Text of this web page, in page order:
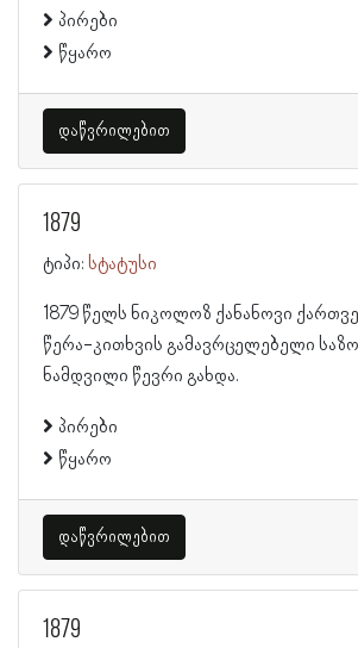
პირები
წყარო
დაწვრილებით
1879
ტიპი: სტატუსი
1879 წელს ნიკოლოზ ქანანოვი
წერა-კითხვის გამავრცელებელი
ნამდვილი წევრი გახდა.
პირები
წყარო
დაწვრილებით
1879